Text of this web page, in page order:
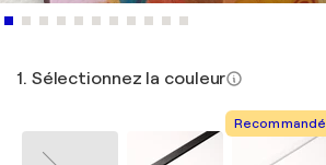
1. Sélectionnez la couleur
Recommandé